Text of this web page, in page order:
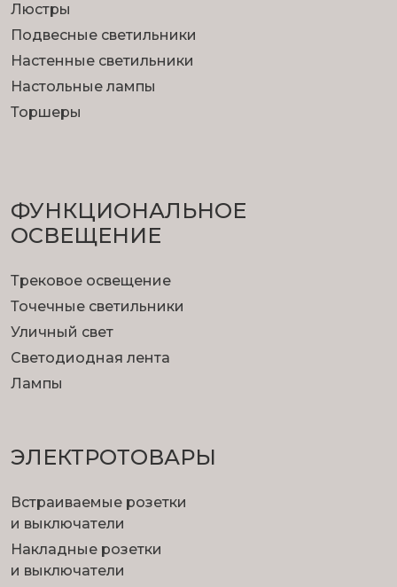
Люстры
Подвесные светильники
Настенные светильники
Настольные лампы
Торшеры
ФУНКЦИОНА­ЛЬНОЕ
ОСВЕЩЕНИЕ
Трековое освещение
Точечные светильники
Уличный свет
Светодиодная лента
Лампы
ЭЛЕКТРОТОВАРЫ
Встраиваемые розетки
и выключатели
Накладные розетки
и выключатели